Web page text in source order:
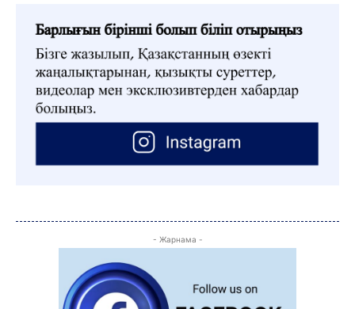
18.3 C
Жоба туралы Байланыс Жарнама
- Жарнама -